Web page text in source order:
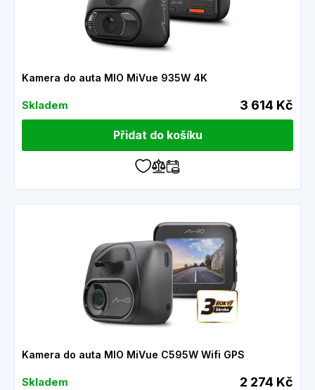
Kamera do auta MIO MiVue 935W 4K
Skladem 3 614 Kč
Přidat do košíku
Kamera do auta MIO MiVue C595W Wifi GPS
Skladem 2 274 Kč